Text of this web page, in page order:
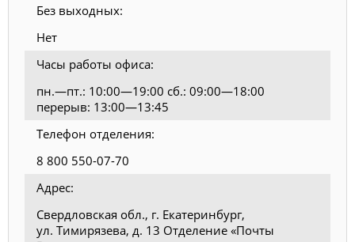
Без выходных:
Нет
Часы работы офиса:
пн.—пт.: 10:00—19:00 сб.: 09:00—18:00
перерыв: 13:00—13:45
Телефон отделения:
8 800 550-07-70
Адрес:
Свердловская обл., г. Екатеринбург,
ул. Тимирязева, д. 13 Отделение «Почты